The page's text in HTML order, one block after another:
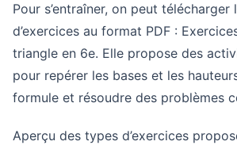
Pour s’entraîner, on peut télécharger
d’exercices au format PDF :
triangle en 6e. Elle propose des
pour repérer les bases et les
formule et résoudre des problèmes
Aperçu des types d’exercices